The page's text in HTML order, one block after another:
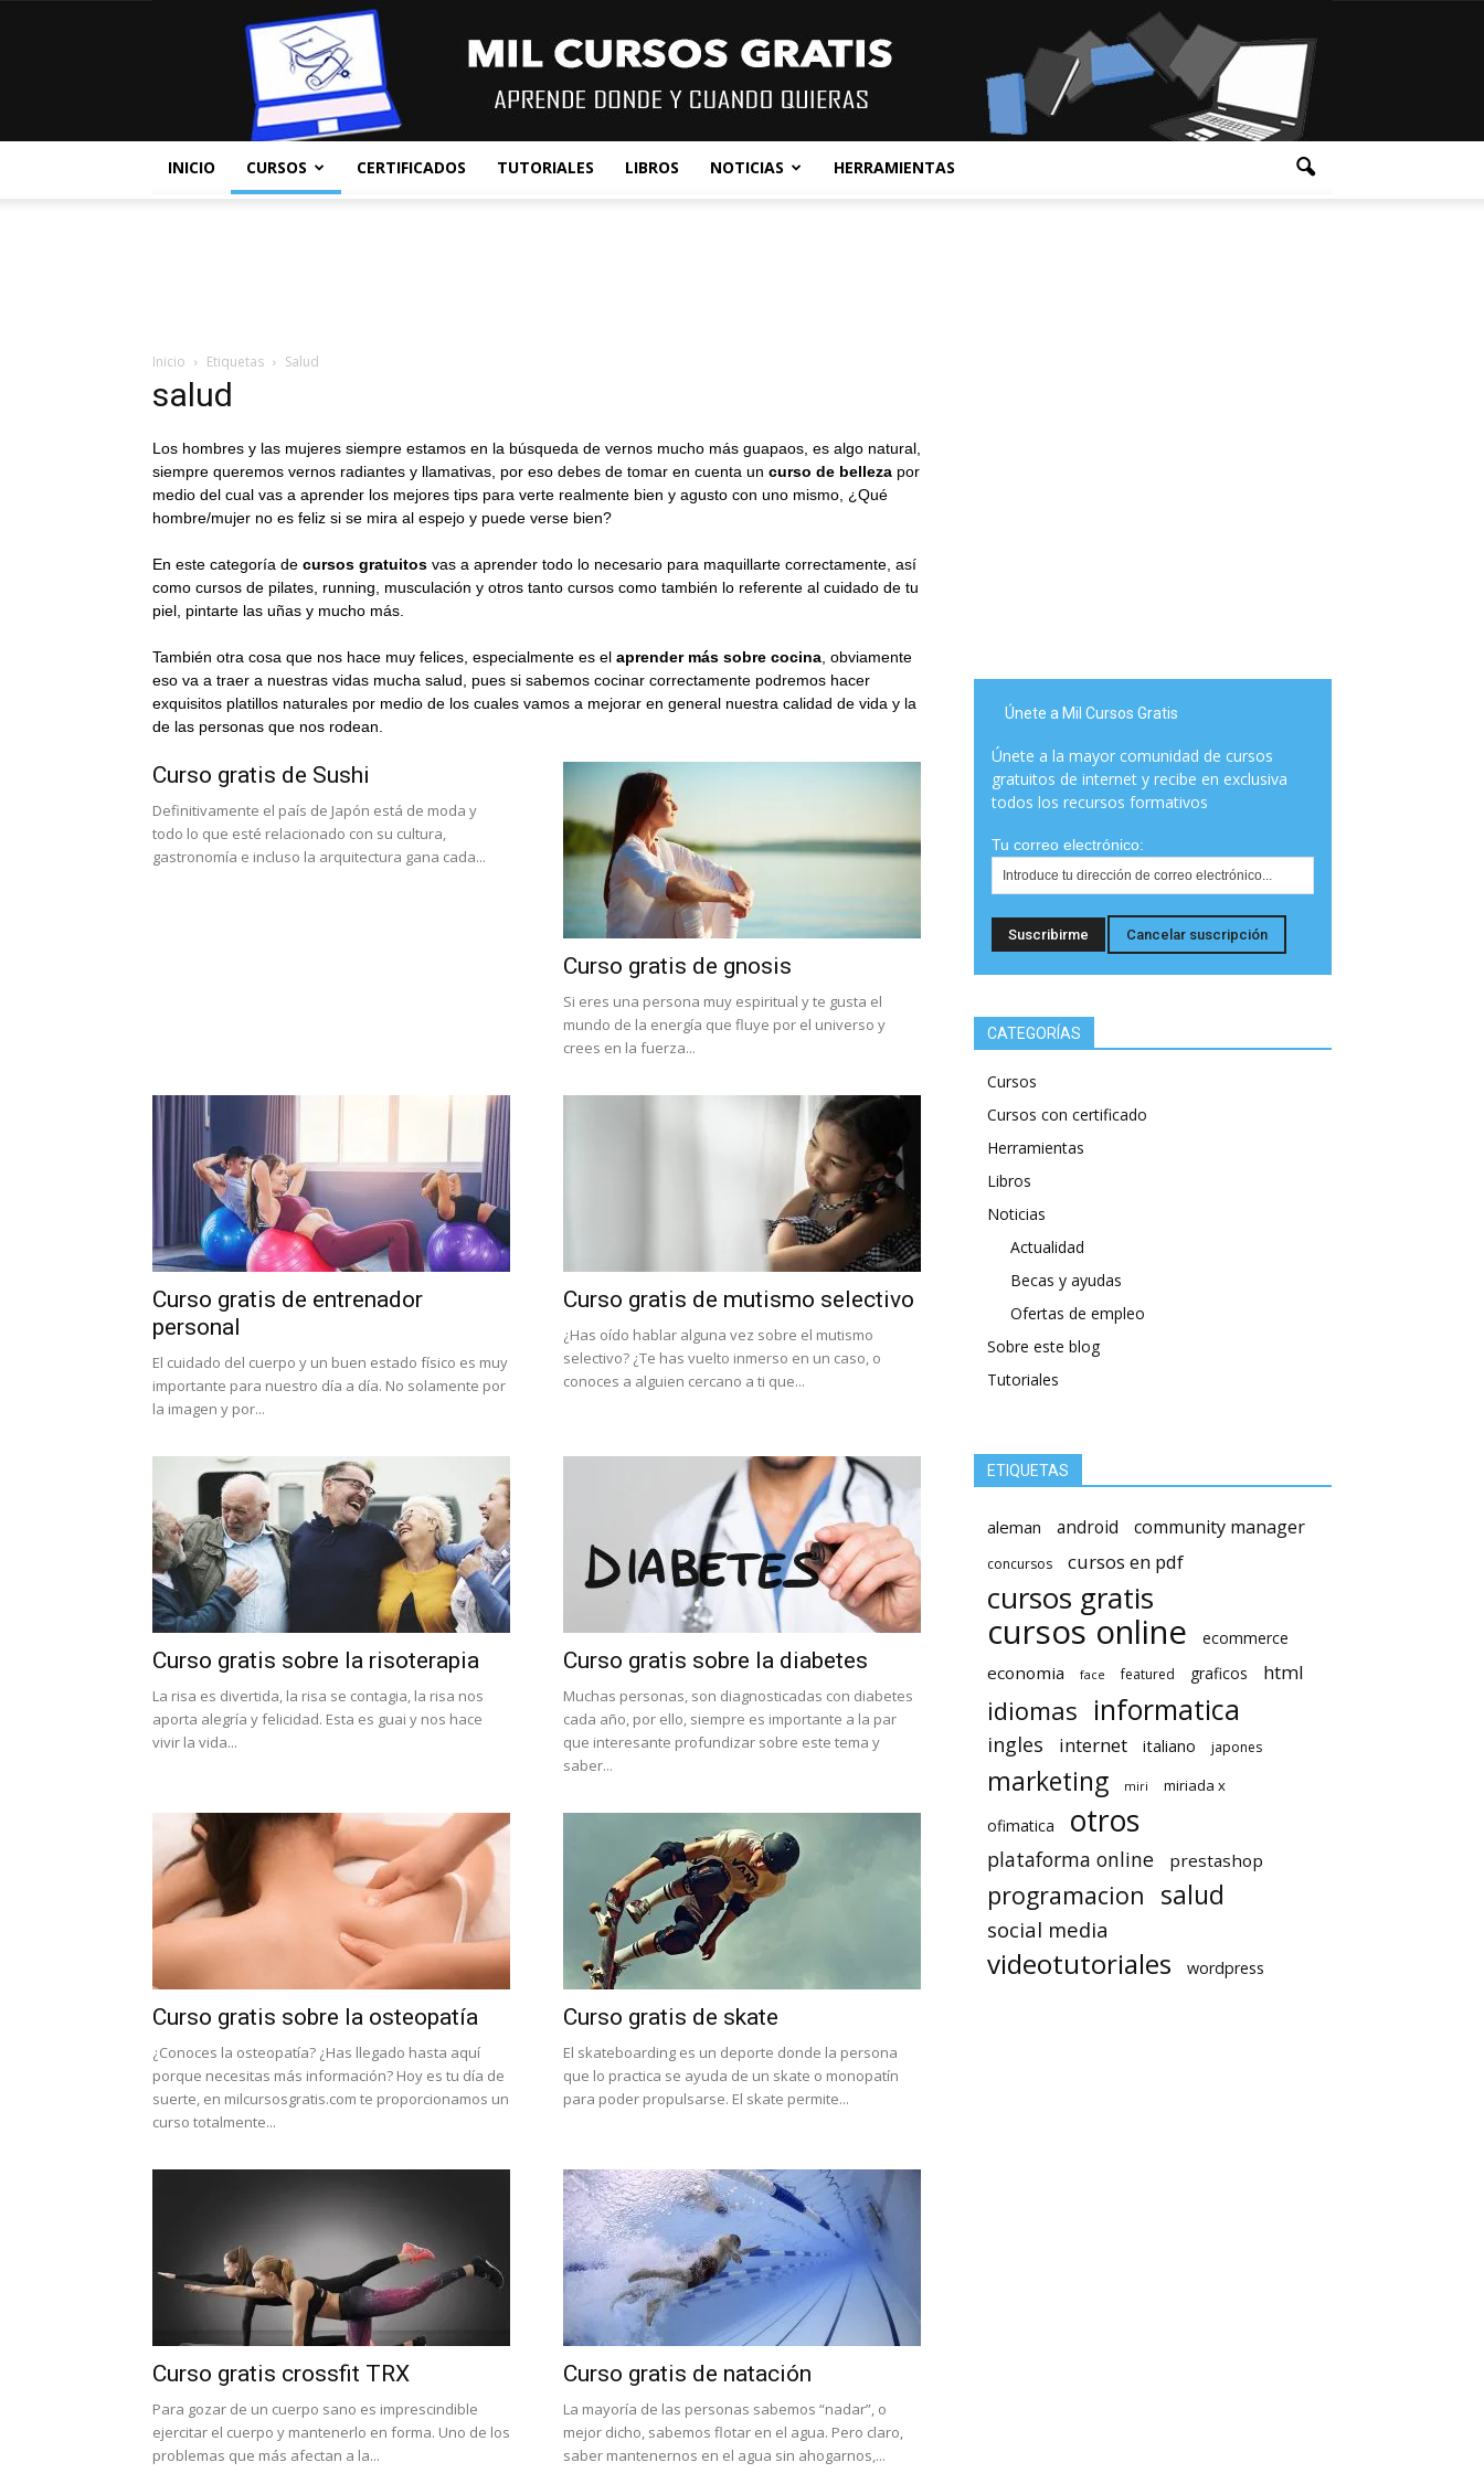
INICIO CURSOS CERTIFICADOS TUTORIALES LIBROS NOTICIAS HERRAMIENTAS
Inicio Etiquetas Salud
salud
Los hombres y las mujeres siempre estamos en la búsqueda de vernos mucho más guapaos, es algo natural,
siempre queremos vernos radiantes y llamativas, por eso debes de tomar en cuenta un curso de belleza por
medio del cual vas a aprender los mejores tips para verte realmente bien y agusto con uno mismo, ¿Qué
hombre/mujer no es feliz si se mira al espejo y puede verse bien?
En este categoría de cursos gratuitos vas a aprender todo lo necesario para maquillarte correctamente, así
como cursos de pilates, running, musculación y otros tanto cursos como también lo referente al cuidado de tu
piel, pintarte las uñas y mucho más.
También otra cosa que nos hace muy felices, especialmente es el aprender más sobre cocina , obviamente
eso va a traer a nuestras vidas mucha salud, pues si sabemos cocinar correctamente podremos hacer
exquisitos platillos naturales por medio de los cuales vamos a mejorar en general nuestra calidad de vida y la
de las personas que nos rodean.
Curso gratis de Sushi
Definitivamente el país de Japón está de moda y
todo lo que esté relacionado con su cultura,
gastronomía e incluso la arquitectura gana cada...
Curso gratis de gnosis
Si eres una persona muy espiritual y te gusta el
mundo de la energía que fluye por el universo y
crees en la fuerza...
Curso gratis de entrenador
personal
El cuidado del cuerpo y un buen estado físico es muy
importante para nuestro día a día. No solamente por
la imagen y por...
Curso gratis de mutismo selectivo
¿Has oído hablar alguna vez sobre el mutismo
selectivo? ¿Te has vuelto inmerso en un caso, o
conoces a alguien cercano a ti que...
Curso gratis sobre la risoterapia
La risa es divertida, la risa se contagia, la risa nos
aporta alegría y felicidad. Esta es guai y nos hace
vivir la vida...
Curso gratis sobre la diabetes
Muchas personas, son diagnosticadas con diabetes
cada año, por ello, siempre es importante a la par
que interesante profundizar sobre este tema y
saber...
Curso gratis sobre la osteopatía
¿Conoces la osteopatía? ¿Has llegado hasta aquí
porque necesitas más información? Hoy es tu día de
suerte, en milcursosgratis.com te proporcionamos un
curso totalmente...
Curso gratis de skate
El skateboarding es un deporte donde la persona
que lo practica se ayuda de un skate o monopatín
para poder propulsarse. El skate permite...
Curso gratis crossfit TRX
Para gozar de un cuerpo sano es imprescindible
ejercitar el cuerpo y mantenerlo en forma. Uno de los
problemas que más afectan a la...
Curso gratis de natación
La mayoría de las personas sabemos “nadar”, o
mejor dicho, sabemos flotar en el agua. Pero claro,
saber mantenernos en el agua sin ahogarnos,...
Únete a Mil Cursos Gratis
Únete a la mayor comunidad de cursos
gratuitos de internet y recibe en exclusiva
todos los recursos formativos
Tu correo electrónico:
CATEGORÍAS
Cursos
Cursos con certificado
Herramientas
Libros
Noticias
Actualidad
Becas y ayudas
Ofertas de empleo
Sobre este blog
Tutoriales
ETIQUETAS
aleman android community manager
concursos cursos en pdf
cursos gratis
cursos online ecommerce
economia face featured graficos html
idiomas informatica
ingles internet italiano japones
marketing miri miriada x
ofimatica otros
plataforma online prestashop
programacion salud
social media
videotutoriales wordpress